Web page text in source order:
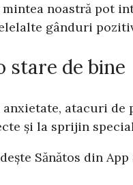
noastră pot
gânduri
stare de bine
atacuri de
și la sprijin
Sănătos din